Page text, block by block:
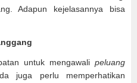
Adapun kejelasannya bisa
untuk mengawali peluang
juga perlu memperhatikan